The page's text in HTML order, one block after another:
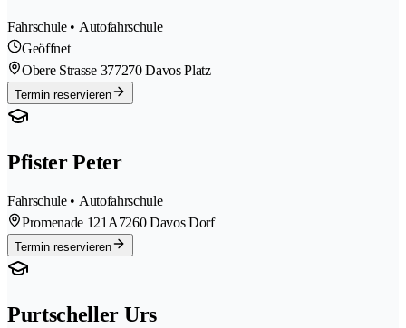
Fahrschule • Autofahrschule
Geöffnet
Obere Strasse 377270 Davos Platz
Termin reservieren
Pfister Peter
Fahrschule • Autofahrschule
Promenade 121A7260 Davos Dorf
Termin reservieren
Purtscheller Urs